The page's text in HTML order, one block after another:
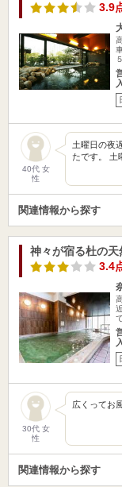
3.9
40代 女
性
土曜日の夜
たです。 土
関連情報から探す
神々が宿る杜の
3.4
30代 女
性
広くってお
関連情報から探す